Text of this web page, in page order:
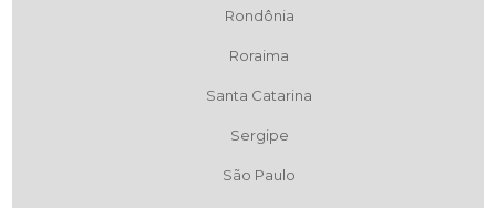
Rondônia
Roraima
Santa Catarina
Sergipe
São Paulo